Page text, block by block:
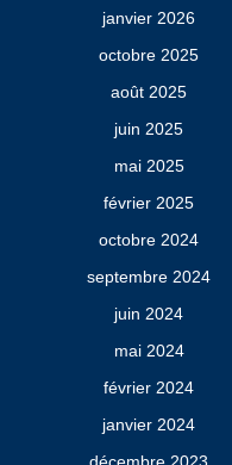
janvier 2026
octobre 2025
août 2025
juin 2025
mai 2025
février 2025
octobre 2024
septembre 2024
juin 2024
mai 2024
février 2024
janvier 2024